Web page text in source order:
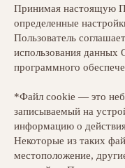
Принимая настоящую
определенные
Пользователь
использования данных
программного
*Файл cookie — это
записываемый на
информацию о
Некоторые из таких
местоположение,